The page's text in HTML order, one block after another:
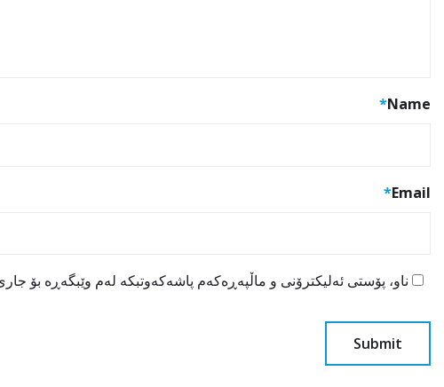
Name
*
Email
*
ناو، پۆستی ئەلیکترۆنی و ماڵپەڕەکەم پاشەکەوتبکە لەم وێبگەڕە بۆ